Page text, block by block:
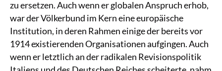
zu ersetzen. Auch wenn er globalen Anspruch erhob,
war der Völkerbund im Kern eine europäische
Institution, in deren Rahmen einige der bereits vor
1914 existierenden Organisationen aufgingen. Auch
wenn er letztlich an der radikalen Revisionspolitik